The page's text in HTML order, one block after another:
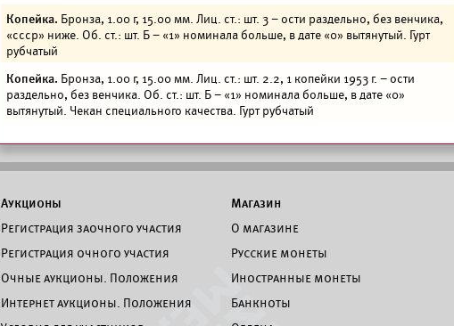
Копейка. Бронза, 1.00 г, 15.00 мм. Лиц. ст.: шт. 3 – ости раздельно, без венчика,
«ссср» ниже. Об. ст.: шт. Б – «1» номинала больше, в дате «0» вытянутый. Гурт
рубчатый
Копейка. Бронза, 1.00 г, 15.00 мм. Лиц. ст.: шт. 2.2, 1 копейки 1953 г. – ости
раздельно, без венчика. Об. ст.: шт. Б – «1» номинала больше, в дате «0»
вытянутый. Чекан специального качества. Гурт рубчатый
Аукционы
Регистрация заочного участия
Регистрация очного участия
Очные аукционы. Положения
Интернет аукционы. Положения
Магазин
О магазине
Русские монеты
Иностранные монеты
Банкноты